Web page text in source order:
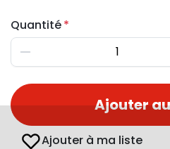
Quantité
Diminuer
Ajouter
Ajouter à ma liste